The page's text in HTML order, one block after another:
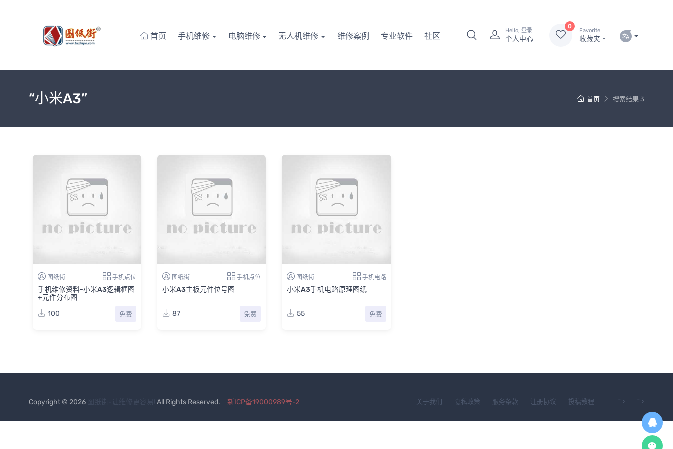
首页 手机维修 电脑维修 无人机维修 维修案例 专业软件 社区
Hello, 登录
个人中心
0
Favorite
收藏夹
首页 搜索结果 3
“小米A3”
图纸街 手机点位
手机维修资料-小米A3逻辑框图
+元件分布图
100
免费
图纸街 手机点位
小米A3主板元件位号图
87 免费
图纸街 手机电路
小米A3手机电路原理图纸
55 免费
Copyright © 2026 All Rights Reserved. 新ICP备19000989号-2 关于我们 隐私政策 服务条款 注册协议 投稿教程 " > " >